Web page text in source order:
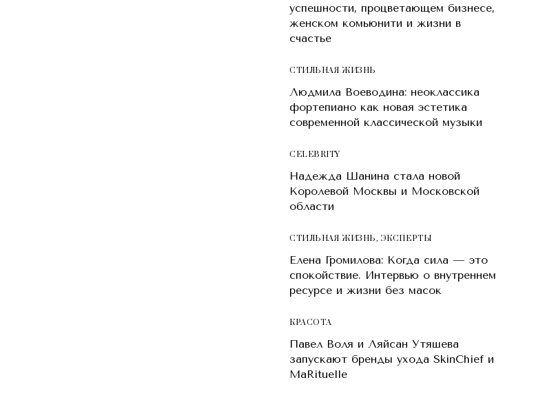
успешности, процветающем бизнесе,
женском комьюнити и жизни в
счастье
СТИЛЬНАЯ ЖИЗНЬ
Людмила Воеводина: неоклассика
фортепиано как новая эстетика
современной классической музыки
CELEBRITY
Надежда Шанина стала новой
Королевой Москвы и Московской
области
СТИЛЬНАЯ ЖИЗНЬ, ЭКСПЕРТЫ
Елена Громилова: Когда сила — это
спокойствие. Интервью о внутреннем
ресурсе и жизни без масок
КРАСОТA
Павел Воля и Ляйсан Утяшева
запускают бренды ухода SkinChief и
MaRituelle